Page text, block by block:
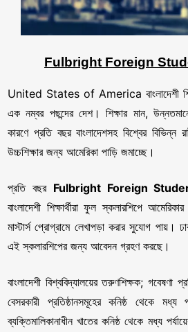
Fulbright Foreign
United States of America বাংলাদেশী
এক নম্বর পছন্দের দেশ। শিক্ষার মান,
কারণে প্রতি বছর বাংলাদেশসহ বিশ্বের বিভিন্ন
উচ্চশিক্ষার জন্য আমেরিকা পাড়ি জমাচ্ছে।
প্রতি বছর Fulbright Foreign
বাংলাদেশী শিক্ষার্থীরা ফুল স্কলারশিপে
মাস্টার্স প্রোগ্রামে লেখাপড়া করার সুযোগ পায়।
এই স্কলারশিপের জন্য আবেদন গ্রহণ করছে।
বাংলাদেশী বিশ্ববিদ্যালয়ের তরুণশিক্ষক; গবেষণা
বেসরকারী প্রতিষ্ঠানসমূহের কনিষ্ঠ থেকে মধ্য
ব্যক্তিমালিকানাধীন খাতের কনিষ্ঠ থেকে মধ্য